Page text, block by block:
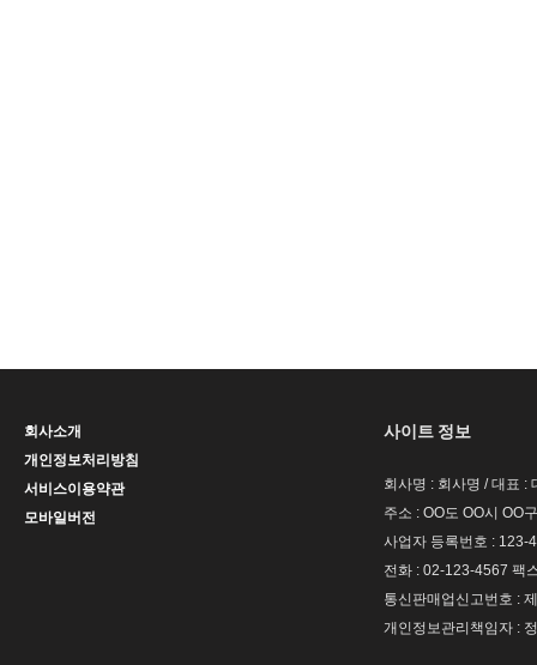
회사소개
개인정보처리방침
서비스이용약관
모바일버전
사이트 정보
회사명 : 회사명 / 대표 :
주소 : OO도 OO시 OO
사업자 등록번호 : 123-
전화 : 02-123-4567 팩
통신판매업신고번호 :
개인정보관리책임자 :